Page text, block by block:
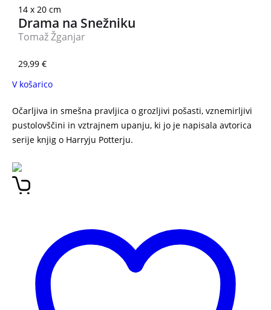
14 x 20 cm
Drama na Snežniku
Tomaž Žganjar
29,99 €
V košarico
Očarljiva in smešna pravljica o grozljivi pošasti, vznemirljivi
pustolovščini in vztrajnem upanju, ki jo je napisala avtorica
serije knjig o Harryju Potterju.